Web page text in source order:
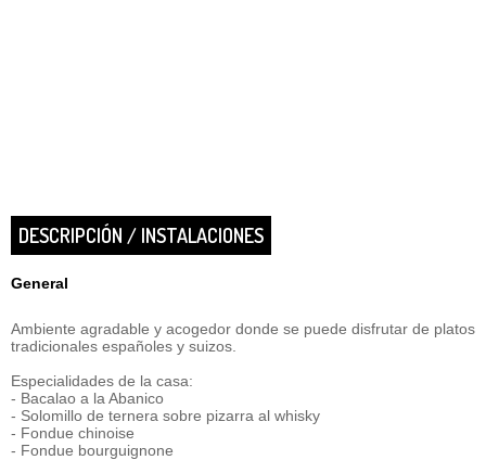
DESCRIPCIÓN / INSTALACIONES
General
Ambiente agradable y acogedor donde se puede disfrutar de platos
tradicionales españoles y suizos.
Especialidades de la casa:
- Bacalao a la Abanico
- Solomillo de ternera sobre pizarra al whisky
- Fondue chinoise
- Fondue bourguignone